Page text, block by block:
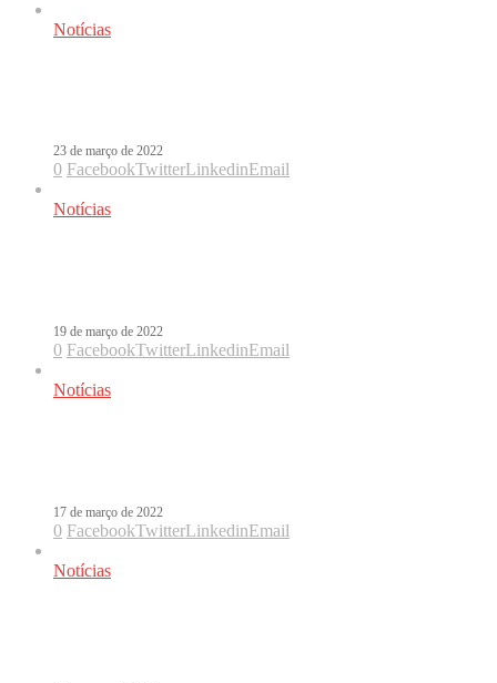
Notícias
23 de março de 2022
0 FacebookTwitterLinkedinEmail
Notícias
19 de março de 2022
0 FacebookTwitterLinkedinEmail
Notícias
17 de março de 2022
0 FacebookTwitterLinkedinEmail
Notícias